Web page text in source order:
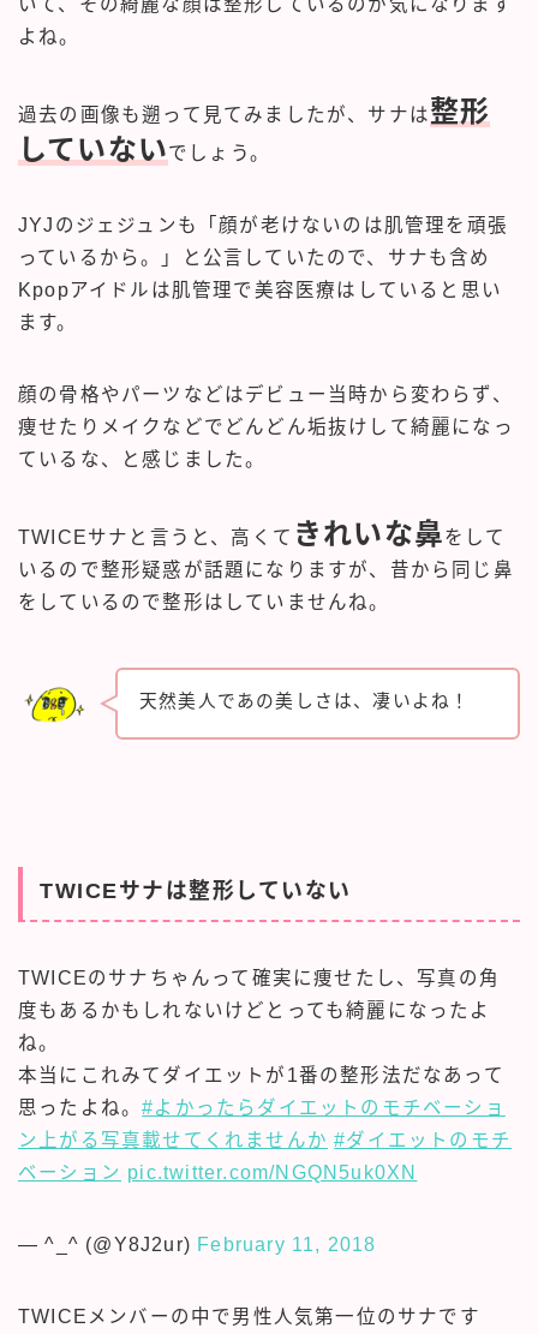
よね。
過去の画像も遡って見てみましたが、サナは整形
していないでしょう。
JYJのジェジュンも「顔が老けないのは肌管理を頑張
っているから。」と公言していたので、サナも含め
Kpopアイドルは肌管理で美容医療はしていると思い
ます。
顔の骨格やパーツなどはデビュー当時から変わらず、
痩せたりメイクなどでどんどん垢抜けして綺麗になっ
ているな、と感じました。
TWICEサナと言うと、高くて きれいな鼻をして
いるので整形疑惑が話題になりますが、昔から同じ鼻
をしているので整形はしていませんね。
天然美人であの美しさは、凄いよね！
TWICEサナは整形していない
TWICEのサナちゃんって確実に痩せたし、写真の角
度もあるかもしれないけどとっても綺麗になったよ
ね。
本当にこれみてダイエットが1番の整形法だなあって
思ったよね。#よかったらダイエットのモチベーショ
ン上がる写真載せてくれませんか #ダイエットのモチ
ベーション pic.twitter.com/NGQN5uk0XN
— ^_^ (@Y8J2ur) February 11, 2018
TWICEメンバーの中で男性人気第一位のサナです